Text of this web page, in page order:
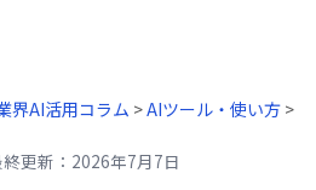
界AI活用コラム >AIツール・使い方 >
更新： 2026年7月7日